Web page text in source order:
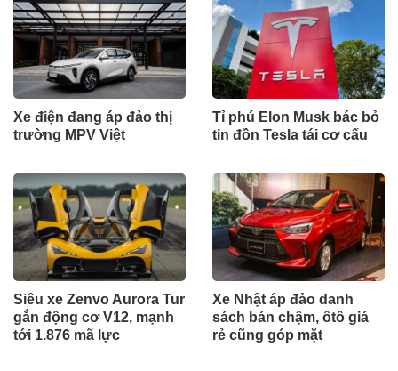
Xe điện đang áp đảo thị
trường MPV Việt
Tỉ phú Elon Musk bác bỏ
tin đồn Tesla tái cơ cấu
Siêu xe Zenvo Aurora Tur
gắn động cơ V12, mạnh
tới 1.876 mã lực
Xe Nhật áp đảo danh
sách bán chậm, ôtô giá
rẻ cũng góp mặt